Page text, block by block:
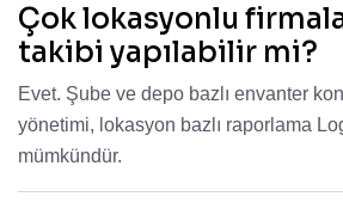
Çok lokasyonlu
takibi yapılabilir mi?
Evet. Şube ve depo bazlı envanter
yönetimi, lokasyon bazlı raporlama
mümkündür.